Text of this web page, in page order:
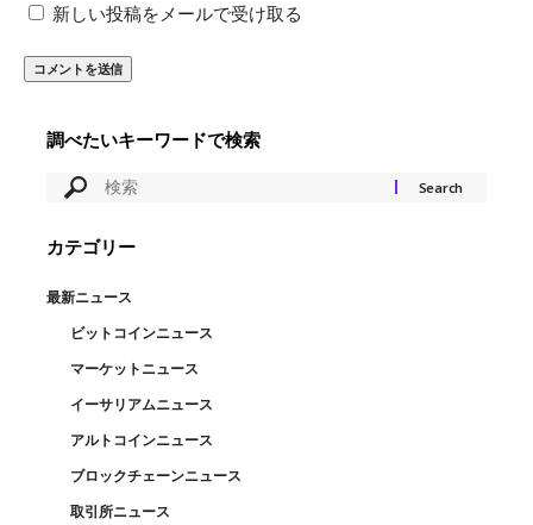
新しい投稿をメールで受け取る
調べたいキーワードで検索
カテゴリー
最新ニュース
ビットコインニュース
マーケットニュース
イーサリアムニュース
アルトコインニュース
ブロックチェーンニュース
取引所ニュース